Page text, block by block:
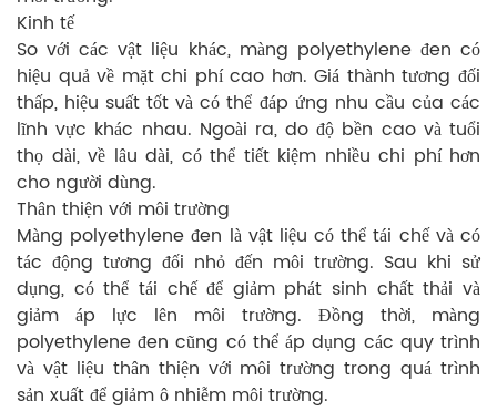
Kinh tế
So với các vật liệu khác, màng polyethylene đen có
hiệu quả về mặt chi phí cao hơn. Giá thành tương đối
thấp, hiệu suất tốt và có thể đáp ứng nhu cầu của các
lĩnh vực khác nhau. Ngoài ra, do độ bền cao và tuổi
thọ dài, về lâu dài, có thể tiết kiệm nhiều chi phí hơn
cho người dùng.
Thân thiện với môi trường
Màng polyethylene đen là vật liệu có thể tái chế và có
tác động tương đối nhỏ đến môi trường. Sau khi sử
dụng, có thể tái chế để giảm phát sinh chất thải và
giảm áp lực lên môi trường. Đồng thời, màng
polyethylene đen cũng có thể áp dụng các quy trình
và vật liệu thân thiện với môi trường trong quá trình
sản xuất để giảm ô nhiễm môi trường.